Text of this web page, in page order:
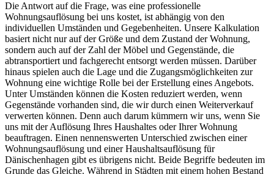
Die Antwort auf die Frage, was eine professionelle
Wohnungsauflösung bei uns kostet, ist abhängig von den
individuellen Umständen und Gegebenheiten. Unsere Kalkulation
basiert nicht nur auf der Größe und dem Zustand der Wohnung,
sondern auch auf der Zahl der Möbel und Gegenstände, die
abtransportiert und fachgerecht entsorgt werden müssen. Darüber
hinaus spielen auch die Lage und die Zugangsmöglichkeiten zur
Wohnung eine wichtige Rolle bei der Erstellung eines Angebots.
Unter Umständen können die Kosten reduziert werden, wenn
Gegenstände vorhanden sind, die wir durch einen Weiterverkauf
verwerten können. Denn auch darum kümmern wir uns, wenn Sie
uns mit der Auflösung Ihres Haushaltes oder Ihrer Wohnung
beauftragen. Einen nennenswerten Unterschied zwischen einer
Wohnungsauflösung und einer Haushaltsauflösung für
Dänischenhagen gibt es übrigens nicht. Beide Begriffe bedeuten im
Grunde das Gleiche. Während in Städten mit einem hohen Bestand